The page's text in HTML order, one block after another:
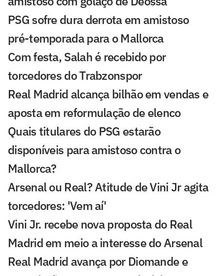
PSG sofre dura derrota em amistoso
pré-temporada para o Mallorca
Com festa, Salah é recebido por
torcedores do Trabzonspor
Real Madrid alcança bilhão em vendas e
aposta em reformulação de elenco
Quais titulares do PSG estarão
disponíveis para amistoso contra o
Mallorca?
Arsenal ou Real? Atitude de Vini Jr agita
torcedores: 'Vem aí'
Vini Jr. recebe nova proposta do Real
Madrid em meio a interesse do Arsenal
Real Madrid avança por Diomande e